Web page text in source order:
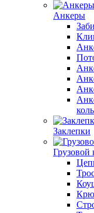
Анкеры
Заклепки
Грузовой